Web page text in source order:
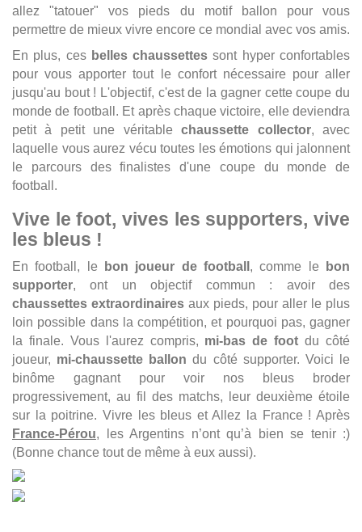
allez "tatouer" vos pieds du motif ballon pour vous
permettre de mieux vivre encore ce mondial avec vos amis.
En plus, ces belles chaussettes sont hyper confortables
pour vous apporter tout le confort nécessaire pour aller
jusqu'au bout ! L'objectif, c'est de la gagner cette coupe du
monde de football. Et après chaque victoire, elle deviendra
petit à petit une véritablechaussette collector, avec
laquelle vous aurez vécu toutes les émotions qui jalonnent
le parcours des finalistes d'une coupe du monde de
football.
Vive le foot, vives les supporters, vive
les bleus !
En football, le bon joueur de football , comme le
bon
supporter, ont un objectif commun : avoir des
chaussettes extraordinaires aux pieds, pour aller le plus
loin possible dans la compétition, et pourquoi pas, gagner
la finale. Vous l'aurez compris, mi-bas de foot du côté
joueur, mi-chaussette ballon du côté supporter. Voici le
binôme gagnant pour voir nos bleus broder
progressivement, au fil des matchs, leur deuxième étoile
sur la poitrine. Vivre les bleus et Allez la France ! Après
France-Pérou, les Argentins n’ont qu’à bien se tenir :)
(Bonne chance tout de même à eux aussi).